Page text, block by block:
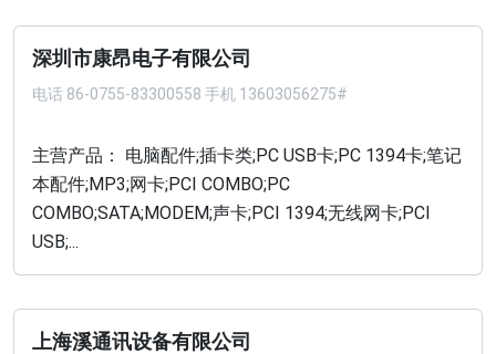
深圳市康昂电子有限公司
电话 86-0755-83300558 手机 13603056275#
主营产品： 电脑配件;插卡类;PC USB卡;PC 1394卡;笔记
本配件;MP3;网卡;PCI COMBO;PC
COMBO;SATA;MODEM;声卡;PCI 1394;无线网卡;PCI
USB;...
上海溪通讯设备有限公司